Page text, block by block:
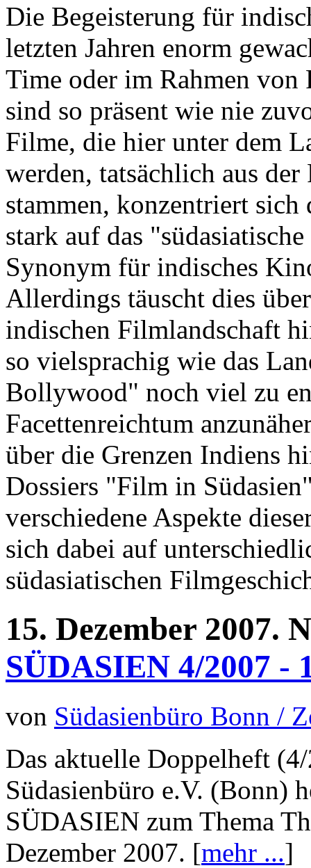
Die Begeisterung für
letzten Jahren enorm
Time oder im Rahmen
sind so präsent wie nie
Filme, die hier unter dem
werden, tatsächlich aus
stammen, konzentriert
stark auf das
Synonym für indisches
Allerdings täuscht dies
indischen Filmlandschaft
so vielsprachig wie das
Bollywood" noch viel zu
Facettenreichtum
über die Grenzen Indiens
Dossiers "Film in
verschiedene Aspekte
sich dabei auf
südasiatischen
15. Dezember 2007.
SÜDASIEN 4/2007 -
von Südasienbüro Bonn /
Das aktuelle Doppelheft
Südasienbüro e.V. (Bonn)
SÜDASIEN zum Thema
Dezember 2007. [mehr ...]